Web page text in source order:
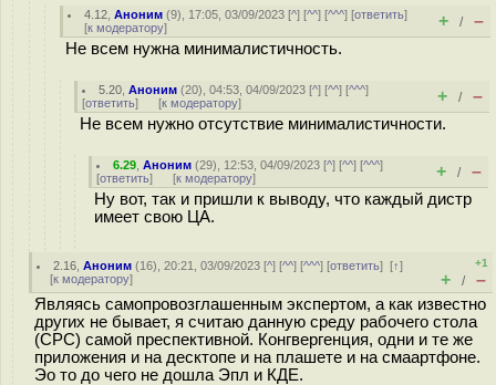
4.12 ,Аноним (9), 17:05, 03/09/2023 [^] [^^] [^^^] [ответить]
[к модератору] + / –
Не всем нужна минималистичность.
5.20 ,Аноним (20), 04:53, 04/09/2023 [^] [^^] [^^^]
[ответить] [к модератору] + / –
Не всем нужно отсутствие минималистичности.
6.29 ,Аноним (29), 12:53, 04/09/2023 [^] [^^] [^^^]
[ответить] [к модератору] + / –
Ну вот, так и пришли к выводу, что каждый дистр
имеет свою ЦА.
2.16 ,Аноним (16), 20:21, 03/09/2023 [^] [^^] [^^^] [ответить][↑]
[к модератору]
+1
+ / –
Являясь самопровозглашенным экспертом, а как известно
других не бывает, я считаю данную среду рабочего стола
(СРС) самой преспективной. Конгвергенция, одни и те же
приложения и на десктопе и на плашете и на смаартфоне.
Эо то до чего не дошла Эпл и КДЕ.